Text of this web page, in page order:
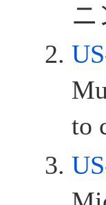
ニ
to